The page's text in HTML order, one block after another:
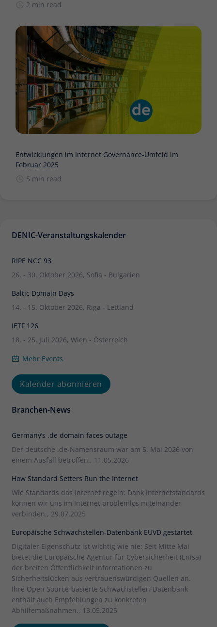
2 min read
Entwicklungen im Internet Governance-Umfeld im
Februar 2025
5 min read
DENIC-Veranstaltungskalender
RIPE NCC 93
26. - 30. Oktober 2026, Sofia - Bulgarien
Baltic Domain Days
14. - 15. Oktober 2026, Riga - Lettland
IETF 126
18. - 25. Juli 2026, Wien - Österreich
Mehr Events
Kalender abonnieren
Branchen-News
Germany’s .de domain faces outage
Der deutsche .de-Namensraum war am 5. Mai 2026 von
einem Ausfall betroffen., 11.05.2026
How Standard Setters Run the Internet
Wie Standards das Internet regeln: Dank Internetstandards
können wir uns im Internet problemlos miteinander
verbinden., 29.07.2025
Europäische Schwachstellen-Datenbank EUVD gestartet
Digitaler Eigenschutz ist wichtig wie nie: Seit Mitte Mai
bietet die Europäische Agentur für Cybersicherheit (Enisa)
der breiten Öffentlichkeit Informationen zu
Sicherheitslücken aus vertrauenswürdigen Quellen an.
Ihre Open Source-basierte Schwachstellen-Datenbank
enthält auch Empfehlungen zu konkreten
Abhilfemaßnahmen., 13.05.2025